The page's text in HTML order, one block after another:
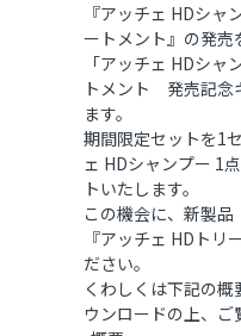
『アッチェ HDシャ
ートメント』の発売
「アッチェ HDシ
トメント 発売記念
ます。
期間限定セットを1
ェ HDシャンプー 1
トいたします。
この機会に、新製品
『アッチェ HDトリ
ださい。
くわしくは下記の概
ウンロードの上、ご